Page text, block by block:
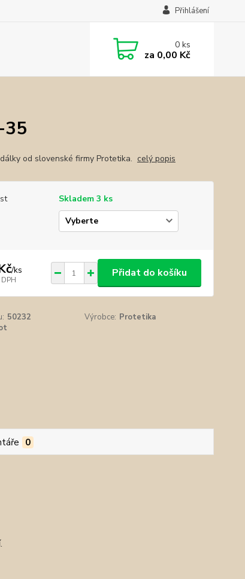
Přihlášení
0ks
za 0,00 Kč
35
od slovenské firmy Protetika. celý popis
Skladem 3 ks
/ks Přidat do košíku
50232 Výrobce: Protetika
0